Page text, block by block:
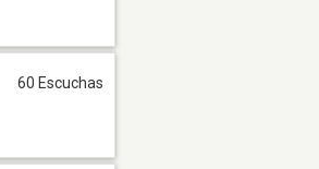
60 Escuchas